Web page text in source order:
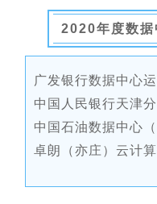
2020年度数据
广发银行数据中心
中国人民银行天津
中国石油数据中心
卓朗（亦庄）云计